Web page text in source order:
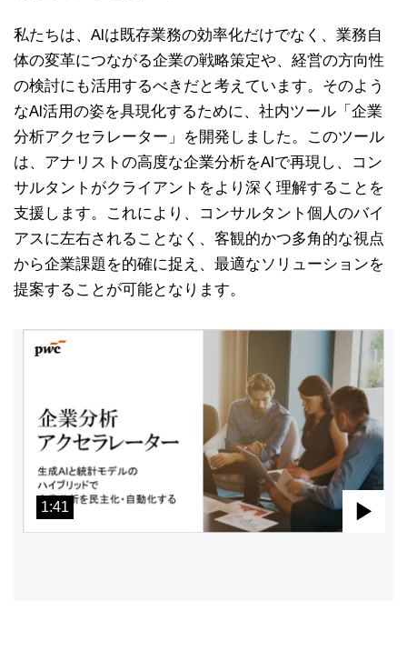
私たちは、AIは既存業務の効率化だけでなく、業務自
体の変革につながる企業の戦略策定や、経営の方向性
の検討にも活用するべきだと考えています。そのよう
なAI活用の姿を具現化するために、社内ツール「企業
分析アクセラレーター」を開発しました。このツール
は、アナリストの高度な企業分析をAIで再現し、コン
サルタントがクライアントをより深く理解することを
支援します。これにより、コンサルタント個人のバイ
アスに左右されることなく、客観的かつ多角的な視点
から企業課題を的確に捉え、最適なソリューションを
提案することが可能となります。
1:41